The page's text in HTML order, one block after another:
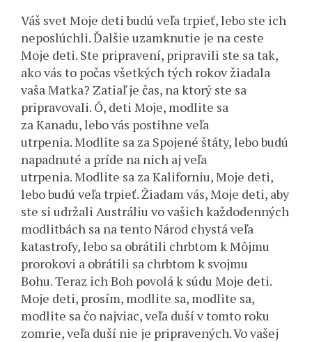
Váš svet Moje deti budú veľa trpieť, lebo ste ich
neposlúchli. Ďalšie uzamknutie je na ceste
Moje deti. Ste pripravení, pripravili ste sa tak,
ako vás to počas všetkých tých rokov žiadala
vaša Matka? Zatiaľ je čas, na ktorý ste sa
pripravovali. Ó, deti Moje, modlite sa
za Kanadu, lebo vás postihne veľa
utrpenia. Modlite sa za Spojené štáty, lebo budú
napadnuté a príde na nich aj veľa
utrpenia. Modlite sa za Kaliforniu, Moje deti,
lebo budú veľa trpieť. Žiadam vás, Moje deti, aby
ste si udržali Austráliu vo vašich každodenných
modlitbách sa na tento Národ chystá veľa
katastrofy, lebo sa obrátili chrbtom k Môjmu
prorokovi a obrátili sa chrbtom k svojmu
Bohu. Teraz ich Boh povolá k súdu Moje deti.
Moje deti, prosím, modlite sa, modlite sa,
modlite sa čo najviac, veľa duší v tomto roku
zomrie, veľa duší nie je pripravených. Vo vašej